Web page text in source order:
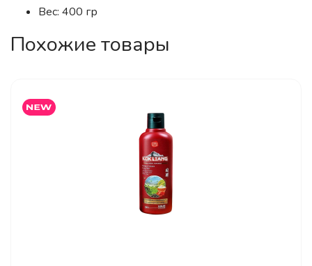
Вес: 400 гр
Похожие товары